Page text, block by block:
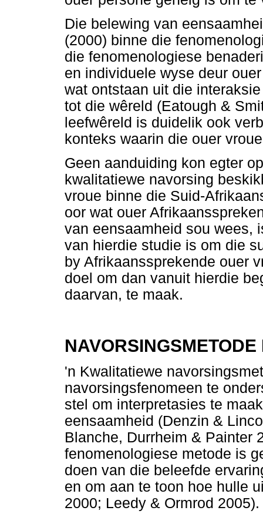
Die belewing van
(2000) binne die
die fenomenologiese
en individuele wyse deur
wat ontstaan uit die
tot die wêreld (Eatough &
leefwêreld is duidelik ook
konteks waarin die ouer
Geen aanduiding kon egter
kwalitatiewe navorsing
vroue binne die Suid-
oor wat ouer
van eensaamheid sou wees,
van hierdie studie is om die
by Afrikaanssprekende ouer
doel om dan vanuit hierdie
daarvan, te maak.
'n Kwalitatiewe
navorsingsfenomeen te
stel om interpretasies te
eensaamheid (Denzin &
Blanche, Durrheim & Painter
fenomenologiese metode is
doen van die beleefde
en om aan te toon hoe hulle
2000; Leedy & Ormrod 2005).